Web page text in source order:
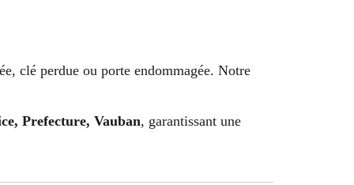
clé perdue ou porte endommagée. Notre
Prefecture, Vauban, garantissant une